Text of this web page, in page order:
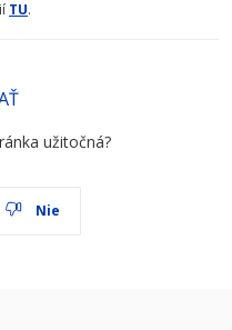
TU.
užitočná?
Nie